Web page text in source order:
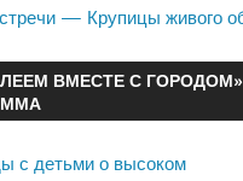
— Крупицы живого
ВМЕСТЕ С
с детьми о высоком